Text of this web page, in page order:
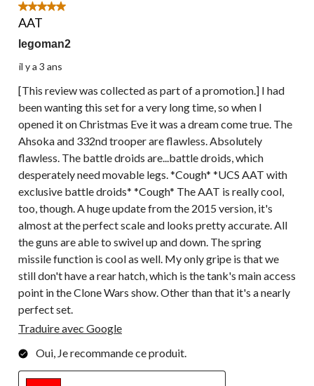
5 étoile(s) sur 5.
AAT
legoman2
il y a 3 ans
[This review was collected as part of a promotion.] I had
been wanting this set for a very long time, so when I
opened it on Christmas Eve it was a dream come true. The
Ahsoka and 332nd trooper are flawless. Absolutely
flawless. The battle droids are...battle droids, which
desperately need movable legs. *Cough* *UCS AAT with
exclusive battle droids* *Cough* The AAT is really cool,
too, though. A huge update from the 2015 version, it's
almost at the perfect scale and looks pretty accurate. All
the guns are able to swivel up and down. The spring
missile function is cool as well. My only gripe is that we
still don't have a rear hatch, which is the tank's main access
point in the Clone Wars show. Other than that it's a nearly
perfect set.
Traduire avec Google
Oui, Je recommande ce produit.